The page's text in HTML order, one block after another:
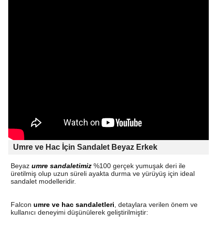
Umre ve Hac İçin Sandalet Beyaz Erkek
Beyaz umre sandaletimiz%100 gerçek yumuşak deri ile
üretilmiş olup uzun süreli ayakta durma ve yürüyüş için ideal
sandalet modelleridir.
Falcon umre ve hac sandaletleri , detaylara verilen önem ve
kullanıcı deneyimi düşünülerek geliştirilmiştir: